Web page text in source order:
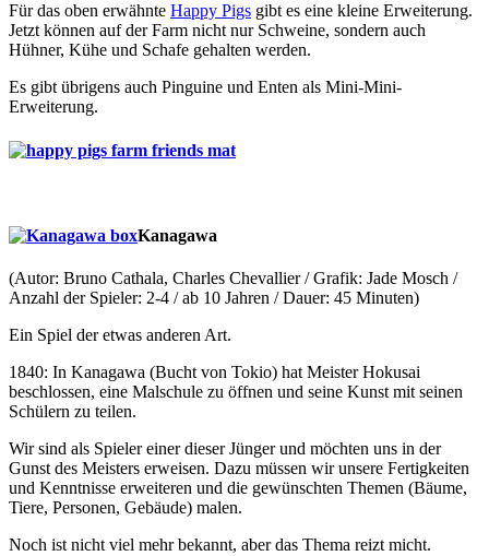
Für das oben erwähnte Happy Pigs gibt es eine kleine Erweiterung.
Jetzt können auf der Farm nicht nur Schweine, sondern auch
Hühner, Kühe und Schafe gehalten werden.
Es gibt übrigens auch Pinguine und Enten als Mini-Mini-
Erweiterung.
Kanagawa
(Autor: Bruno Cathala, Charles Chevallier / Grafik: Jade Mosch /
Anzahl der Spieler: 2-4 / ab 10 Jahren / Dauer: 45 Minuten)
Ein Spiel der etwas anderen Art.
1840: In Kanagawa (Bucht von Tokio) hat Meister Hokusai
beschlossen, eine Malschule zu öffnen und seine Kunst mit seinen
Schülern zu teilen.
Wir sind als Spieler einer dieser Jünger und möchten uns in der
Gunst des Meisters erweisen. Dazu müssen wir unsere Fertigkeiten
und Kenntnisse erweiteren und die gewünschten Themen (Bäume,
Tiere, Personen, Gebäude) malen.
Noch ist nicht viel mehr bekannt, aber das Thema reizt micht.